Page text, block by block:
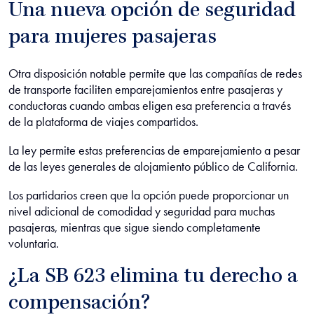
Una nueva opción de seguridad
para mujeres pasajeras
Otra disposición notable permite que las compañías de redes
de transporte faciliten emparejamientos entre pasajeras y
conductoras cuando ambas eligen esa preferencia a través
de la plataforma de viajes compartidos.
La ley permite estas preferencias de emparejamiento a pesar
de las leyes generales de alojamiento público de California.
Los partidarios creen que la opción puede proporcionar un
nivel adicional de comodidad y seguridad para muchas
pasajeras, mientras que sigue siendo completamente
voluntaria.
¿La SB 623 elimina tu derecho a
compensación?